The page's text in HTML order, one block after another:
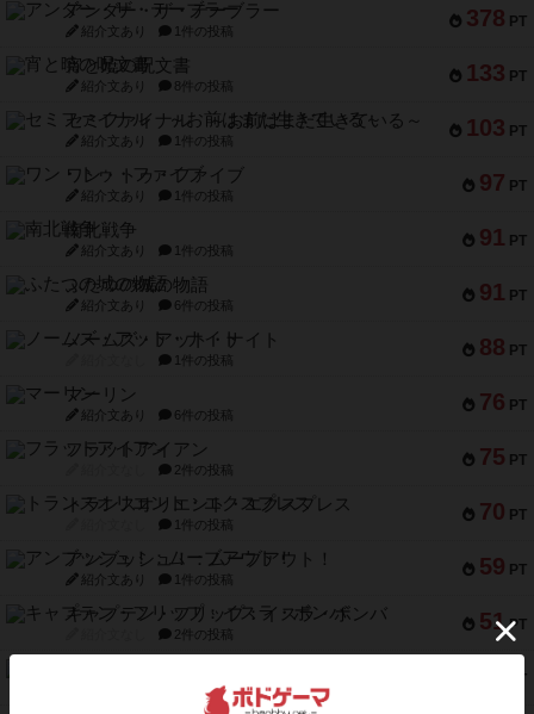
378 PT
アンダー・ザ・テーブラー
紹介文あり 1件の投稿
133 PT
宵と暁の呪文書
紹介文あり 8件の投稿
103 PT
セミファイナル ～お前はまだ生きている～
紹介文あり 1件の投稿
97 PT
ワン・トゥ・ファイブ
紹介文あり 1件の投稿
91 PT
南北戦争
紹介文あり 1件の投稿
91 PT
ふたつの城の物語
紹介文あり 6件の投稿
88 PT
ノームズ・アット・ナイト
1件の投稿
76 PT
マーリン
紹介文あり 6件の投稿
75 PT
フラットアイアン
2件の投稿
70 PT
トランスオリエント・エクスプレス
1件の投稿
59 PT
アンブッシュ！：ムーブアウト！
紹介文あり 1件の投稿
51 PT
キャプテン・フリップ：イスラ・ボンバ
2件の投稿
PT
1件の投稿